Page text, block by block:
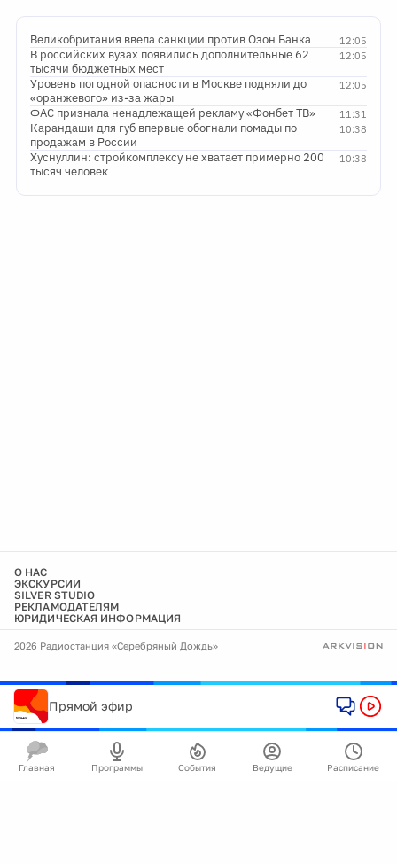
12:05
Великобритания ввела санкции против Озон Банка
12:05
В российских вузах появились дополнительные 62
тысячи бюджетных мест
12:05
Уровень погодной опасности в Москве подняли до
«оранжевого» из-за жары
11:31
ФАС признала ненадлежащей рекламу «Фонбет ТВ»
10:38
Карандаши для губ впервые обогнали помады по
продажам в России
10:38
Хуснуллин: стройкомплексу не хватает примерно 200
тысяч человек
О НАС
ЭКСКУРСИИ
SILVER STUDIO
РЕКЛАМОДАТЕЛЯМ
ЮРИДИЧЕСКАЯ ИНФОРМАЦИЯ
2026 Радиостанция «Серебряный Дождь»
Прямой эфир
Главная Программы События Ведущие Расписание